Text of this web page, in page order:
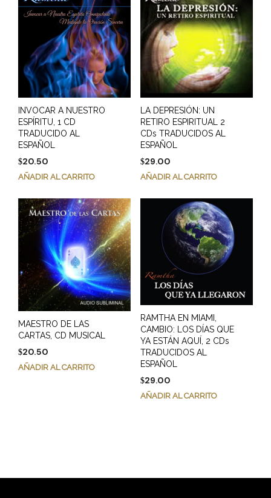
INVOCAR A NUESTRO
ESPÍRITU, 1 CD
TRADUCIDO AL
ESPAÑOL
$20.50
AÑADIR AL CARRITO
LA DEPRESIÓN: UN
RETIRO ESPIRITUAL 2
CDs TRADUCIDOS AL
ESPAÑOL
$29.00
AÑADIR AL CARRITO
MAESTRO DE LAS
CARTAS, CD MUSICAL
$20.50
AÑADIR AL CARRITO
RAMTHA EN MIAMI,
CAMBIO: LOS DÍAS QUE
YA ESTÁN AQUÍ, 2 CDs
TRADUCIDOS AL
ESPAÑOL
$29.00
AÑADIR AL CARRITO